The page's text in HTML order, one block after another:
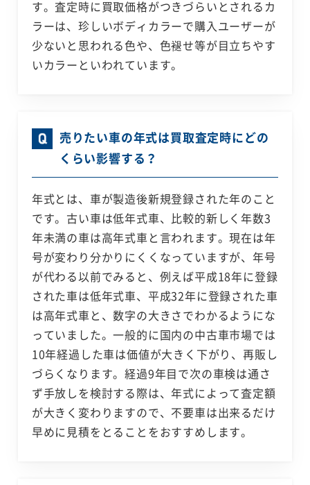
す。査定時に買取価格がつきづらいとされるカ
ラーは、珍しいボディカラーで購入ユーザーが
少ないと思われる色や、色褪せ等が目立ちやす
いカラーといわれています。
売りたい車の年式は買取査定時にどの
くらい影響する？
年式とは、車が製造後新規登録された年のこと
です。古い車は低年式車、比較的新しく年数3
年未満の車は高年式車と言われます。現在は年
号が変わり分かりにくくなっていますが、年号
が代わる以前でみると、例えば平成18年に登録
された車は低年式車、平成32年に登録された車
は高年式車と、数字の大きさでわかるようにな
っていました。一般的に国内の中古車市場では
10年経過した車は価値が大きく下がり、再販し
づらくなります。経過9年目で次の車検は通さ
ず手放しを検討する際は、年式によって査定額
が大きく変わりますので、不要車は出来るだけ
早めに見積をとることをおすすめします。